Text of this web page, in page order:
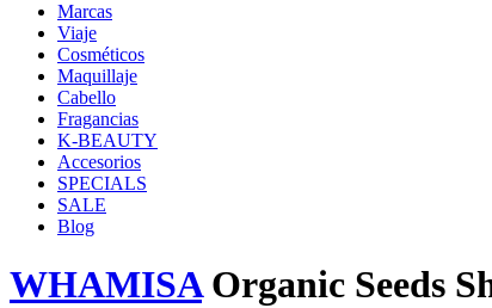
Marcas
Viaje
Cosméticos
Maquillaje
Cabello
Fragancias
K-BEAUTY
Accesorios
SPECIALS
SALE
Blog
WHAMISAOrganic Seeds